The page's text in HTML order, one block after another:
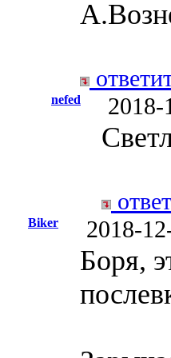
nefed 2018-
Biker 2018-
Боря,